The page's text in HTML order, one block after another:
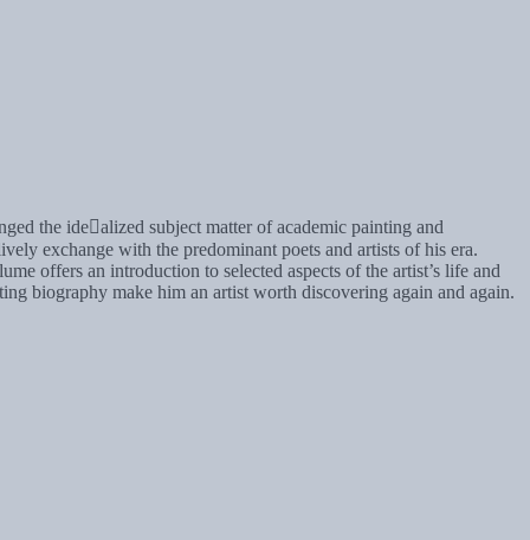
the idealized subject matter of academic painting and
exchange with the predominant poets and artists of his era.
offers an introduction to selected aspects of the artist’s life and
biography make him an artist worth discovering again and again.